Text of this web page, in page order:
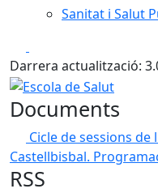
Sanitat i Salut
Darrera actualització:
Escola de Salut
Documents
Cicle de sessions de
Castellbisbal.
RSS